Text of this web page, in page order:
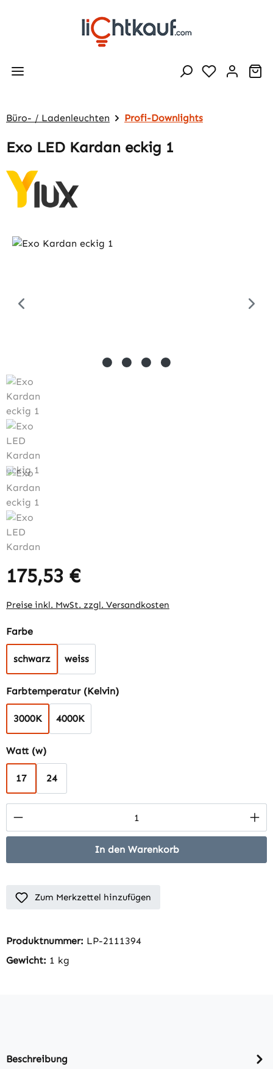
Zum Hauptinhalt springen
Büro- / Ladenleuchten Profi-Downlights
Exo LED Kardan eckig 1
Bildergalerie überspringen
Regulärer Preis:
175,53 €
Preise inkl. MwSt. zzgl. Versandkosten
Farbeauswählen
schwarz weiss
Farbtemperatur (Kelvin)auswählen
3000K 4000K
Watt (w)auswählen
17 24
Produkt Anzahl: Gib den gewünschten
In den Warenkorb
Zum Merkzettel hinzufügen
Produktnummer: LP-2111394
Gewicht: 1 kg
Beschreibung